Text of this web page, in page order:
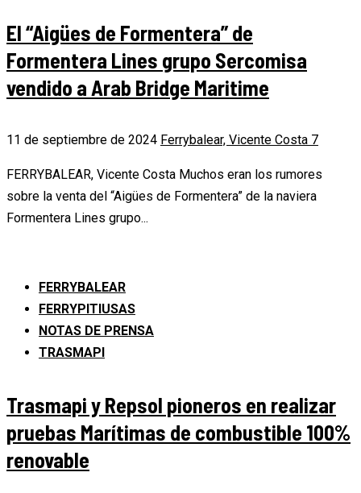
El “Aigües de Formentera” de
Formentera Lines grupo Sercomisa
vendido a Arab Bridge Maritime
11 de septiembre de 2024 Ferrybalear, Vicente Costa 7
FERRYBALEAR, Vicente Costa Muchos eran los rumores
sobre la venta del “Aigües de Formentera” de la naviera
Formentera Lines grupo...
FERRYBALEAR
FERRYPITIUSAS
NOTAS DE PRENSA
TRASMAPI
Trasmapi y Repsol pioneros en realizar
pruebas Marítimas de combustible 100%
renovable